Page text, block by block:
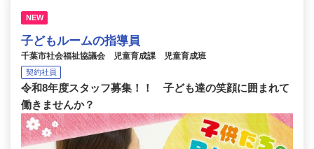
NEW
子どもルームの指導員
千葉市社会福祉協議会 児童育成課 児童育成班
契約社員
令和8年度スタッフ募集！！ 子ども達の笑顔に囲まれて
働きませんか？